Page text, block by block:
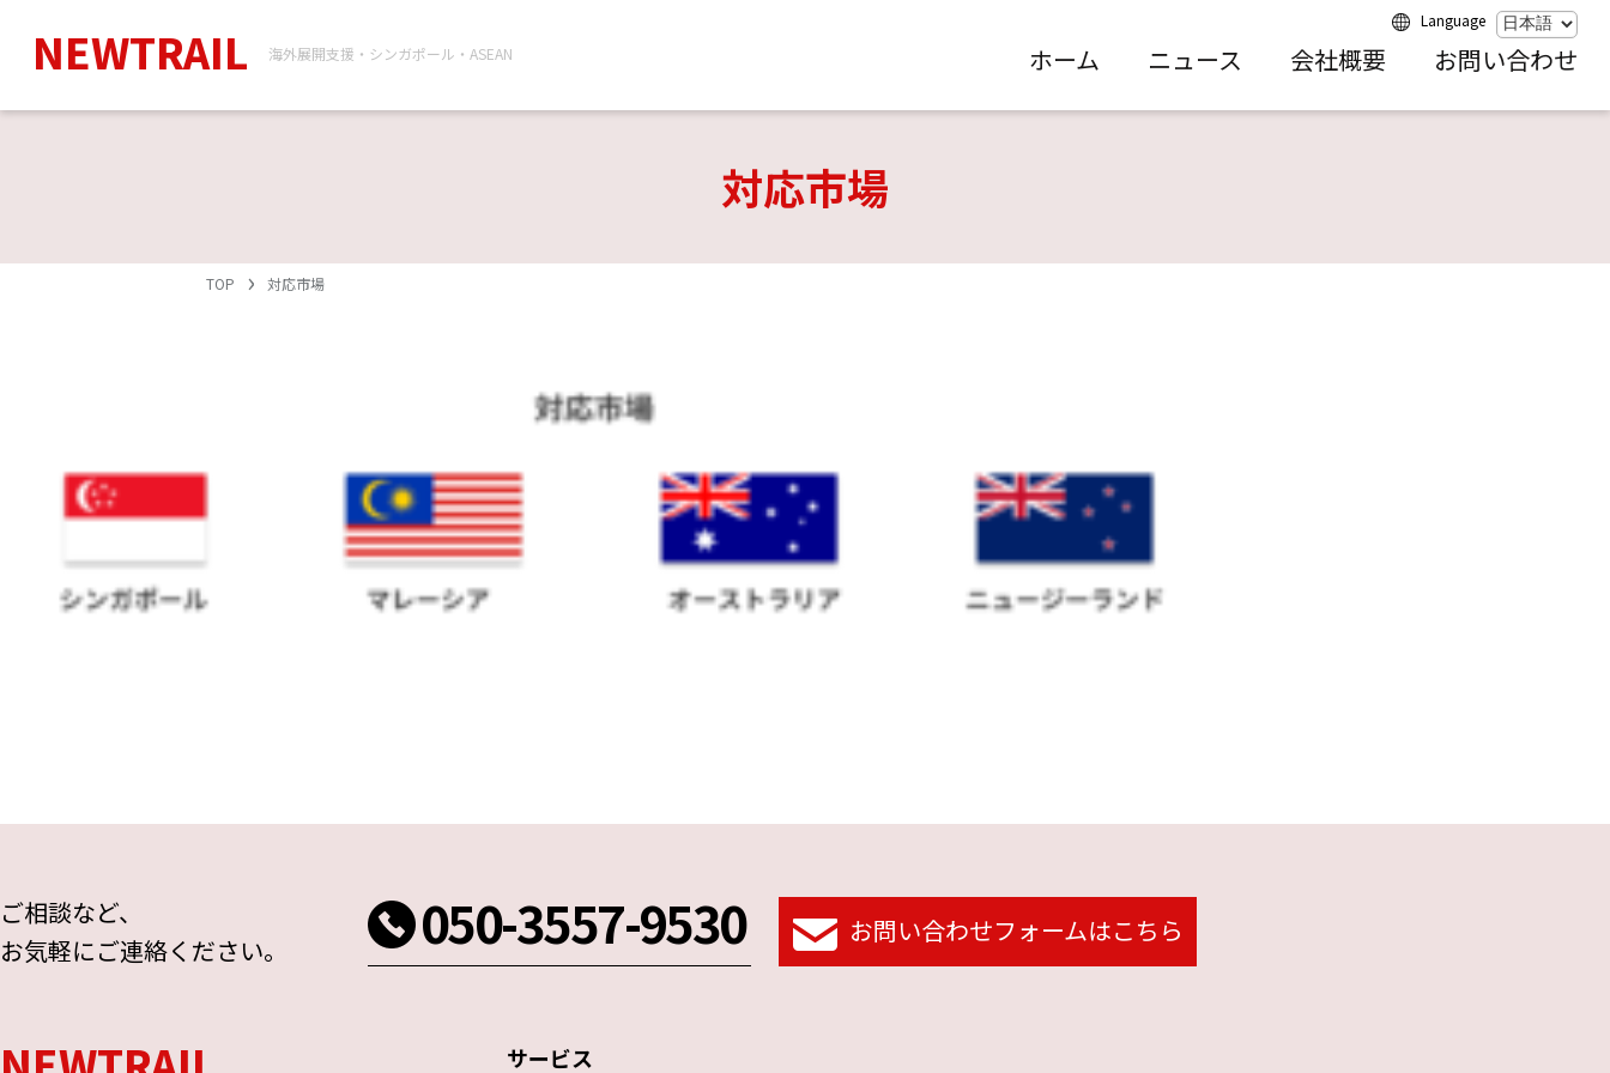
NEWTRAIL 海外展開支援・シンガポール・ASEAN
Language
ホーム ニュース 会社概要 お問い合わせ
対応市場
TOP 対応市場
ご相談など、
お気軽にご連絡ください。
050-3557-9530 お問い合わせフォームはこちら
サービス